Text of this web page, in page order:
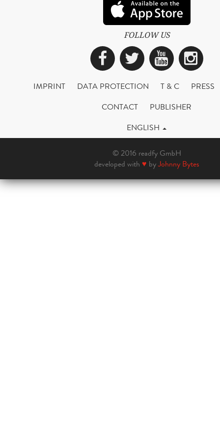
FOLLOW US
Facebook
Twitter
IMPRINT DATA PROTECTION T & C
PRESS
CONTACT
PUBLISHER
ENGLISH
© 2016 readfy GmbH
developed with ♥ byJohnny Bytes